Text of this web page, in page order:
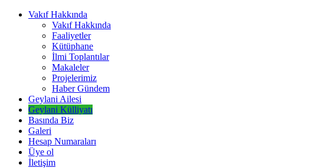
Skip
Vakıf Hakkında
Vakıf Hakkında
Faaliyetler
Kütüphane
İlmi Toplantılar
Makaleler
Projelerimiz
Haber Gündem
Geylani Ailesi
Geylani Külliyatı
Basında Biz
Galeri
Hesap Numaraları
Üye ol
İletişim